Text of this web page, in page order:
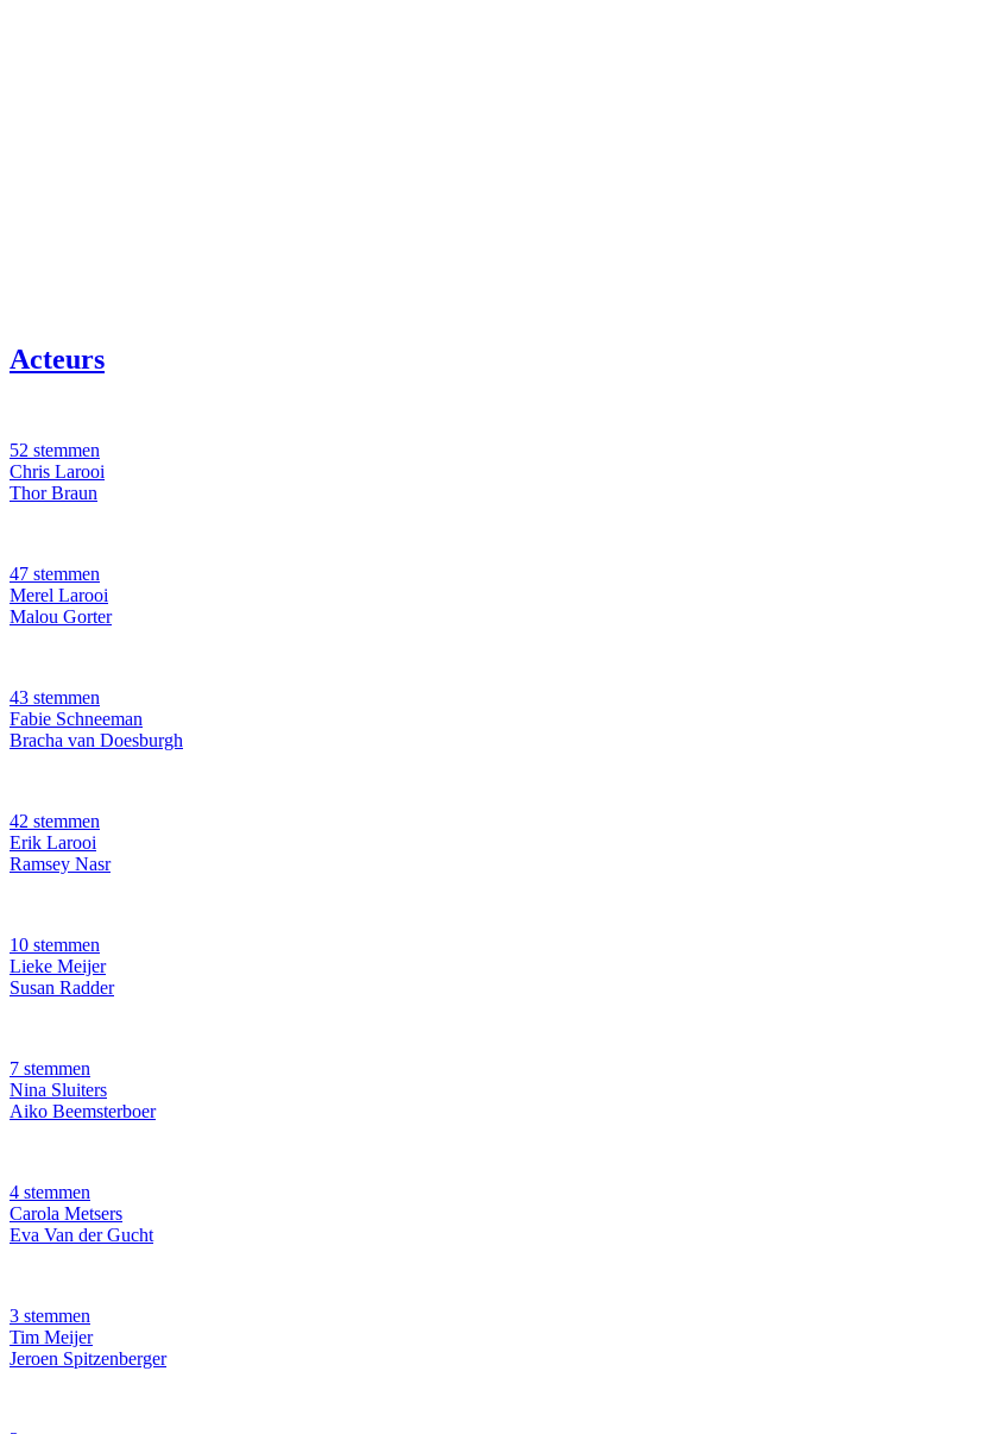
Acteurs
52 stemmen
Chris Larooi
Thor Braun
47 stemmen
Merel Larooi
Malou Gorter
43 stemmen
Fabie Schneeman
Bracha van Doesburgh
42 stemmen
Erik Larooi
Ramsey Nasr
10 stemmen
Lieke Meijer
Susan Radder
7 stemmen
Nina Sluiters
Aiko Beemsterboer
4 stemmen
Carola Metsers
Eva Van der Gucht
3 stemmen
Tim Meijer
Jeroen Spitzenberger